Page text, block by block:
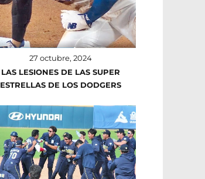
27 octubre, 2024
LAS LESIONES DE LAS SUPER
ESTRELLAS DE LOS DODGERS